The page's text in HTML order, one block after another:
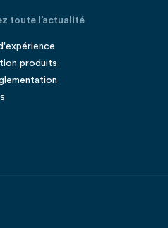
toute l’actualité
produits